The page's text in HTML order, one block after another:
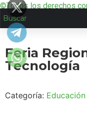
©Todos los derechos
Feria
Tecnología
Categoría: Educación